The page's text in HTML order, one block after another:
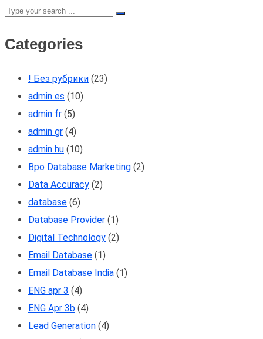
Categories
! Без рубрики (23)
admin es (10)
admin fr (5)
admin gr (4)
admin hu (10)
Bpo Database Marketing (2)
Data Accuracy (2)
database (6)
Database Provider (1)
Digital Technology (2)
Email Database (1)
Email Database India (1)
ENG apr 3 (4)
ENG Apr 3b (4)
Lead Generation (4)